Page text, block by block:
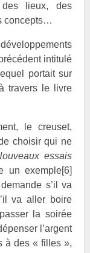
des lieux, des
concepts…
intitulé
portait sur
travers le livre
le creuset,
choisir qui ne
essais
un exemple[6]
s’il va
va aller boire
la soirée
l’argent
à des « filles »,